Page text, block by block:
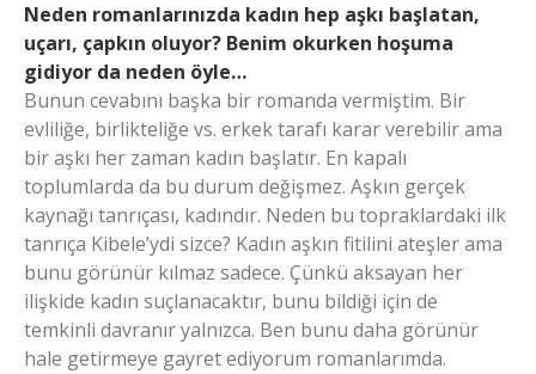
Neden romanlarınızda kadın hep aşkı başlatan,
uçarı, çapkın oluyor? Benim okurken hoşuma
gidiyor da neden öyle…
Bunun cevabını başka bir romanda vermiştim. Bir
evliliğe, birlikteliğe vs. erkek tarafı karar verebilir ama
bir aşkı her zaman kadın başlatır. En kapalı
toplumlarda da bu durum değişmez. Aşkın gerçek
kaynağı tanrıçası, kadındır. Neden bu topraklardaki ilk
tanrıça Kibele’ydi sizce? Kadın aşkın fitilini ateşler ama
bunu görünür kılmaz sadece. Çünkü aksayan her
ilişkide kadın suçlanacaktır, bunu bildiği için de
temkinli davranır yalnızca. Ben bunu daha görünür
hale getirmeye gayret ediyorum romanlarımda.